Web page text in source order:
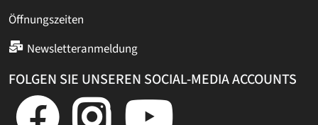
Öffnungszeiten
Newsletteranmeldung
FOLGEN SIE UNSEREN SOCIAL-MEDIA ACCOUNTS